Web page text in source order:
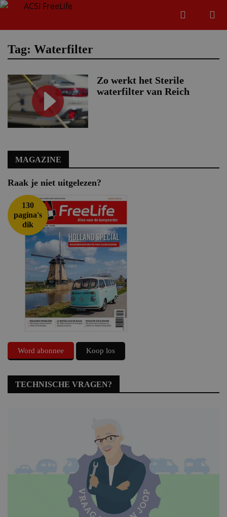
Zoeken
Tag: Waterfilter
Zo werkt het Sterile
waterfilter van Reich
MAGAZINE
Raak je niet uitgelezen?
130
pagina's
dik
Word abonnee Koop los
TECHNISCHE VRAGEN?